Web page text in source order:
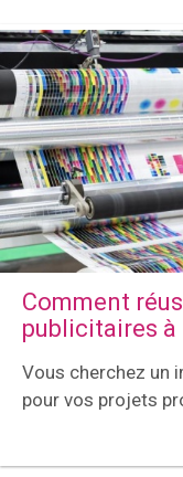
Comment
publicitaires à
Vous cherchez un
pour vos projets